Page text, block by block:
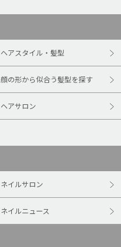
ヘアスタイル・髪型
顔の形から似合う髪型を探す
ヘアサロン
ネイルサロン
ネイルニュース